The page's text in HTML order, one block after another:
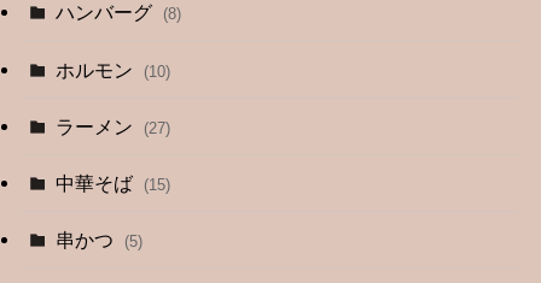
ハンバーグ (8)
ホルモン (10)
ラーメン (27)
中華そば (15)
串かつ (5)